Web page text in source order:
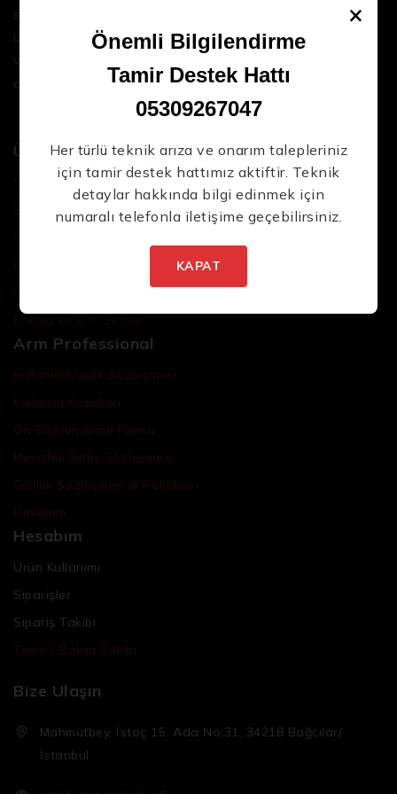
sektördeki en son teknolojileri ve yüksek kaliteli
ürünleri bir araya getirerek iş süreçlerinizi daha
verimli ve sorunsuz hale getirmenize yardımcı
oluyoruz.
Ürünler
Şarjlı El Aletleri
Şarjlı Led Lambalar
Özel Tasarım El Aletleri
Cırcır Kolları
Batarya ve Adaptörler
Lokma ve Bits Setleri
Arm Professional
Kullanıcı/Üyelik Sözleşmesi
Kullanım Koşulları
Ön Bilgilendirme Formu
Mesafeli Satış Sözleşmesi
Gizlilik Sözleşmesi & Politikası
Hesabım
Hesabım
Ürün Kullanımı
Siparişler
Sipariş Takibi
Tamir / Bakım Takibi
Bize Ulaşın
Mahmutbey, İstoç 15. Ada No:31, 34218 Bağcılar/
İstanbul
×
Önemli Bilgilendirme
Tamir Destek Hattı
05309267047
Her türlü teknik arıza ve onarım talepleriniz
için tamir destek hattımız aktiftir. Teknik
detaylar hakkında bilgi edinmek için
numaralı telefonla iletişime geçebilirsiniz.
KAPAT